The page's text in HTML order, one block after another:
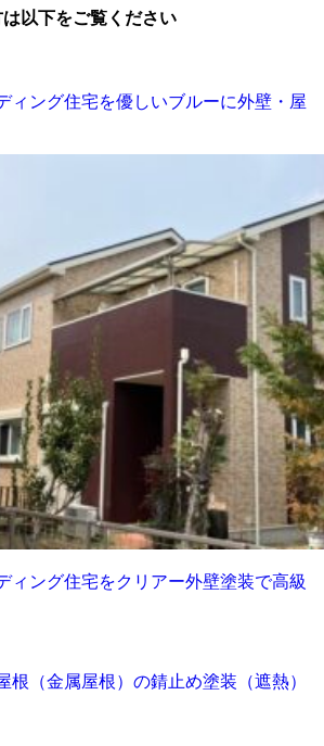
以下をご覧ください
ィング住宅を優しいブルーに外壁・屋
ィング住宅をクリアー外壁塗装で高級
根（金属屋根）の錆止め塗装（遮熱）